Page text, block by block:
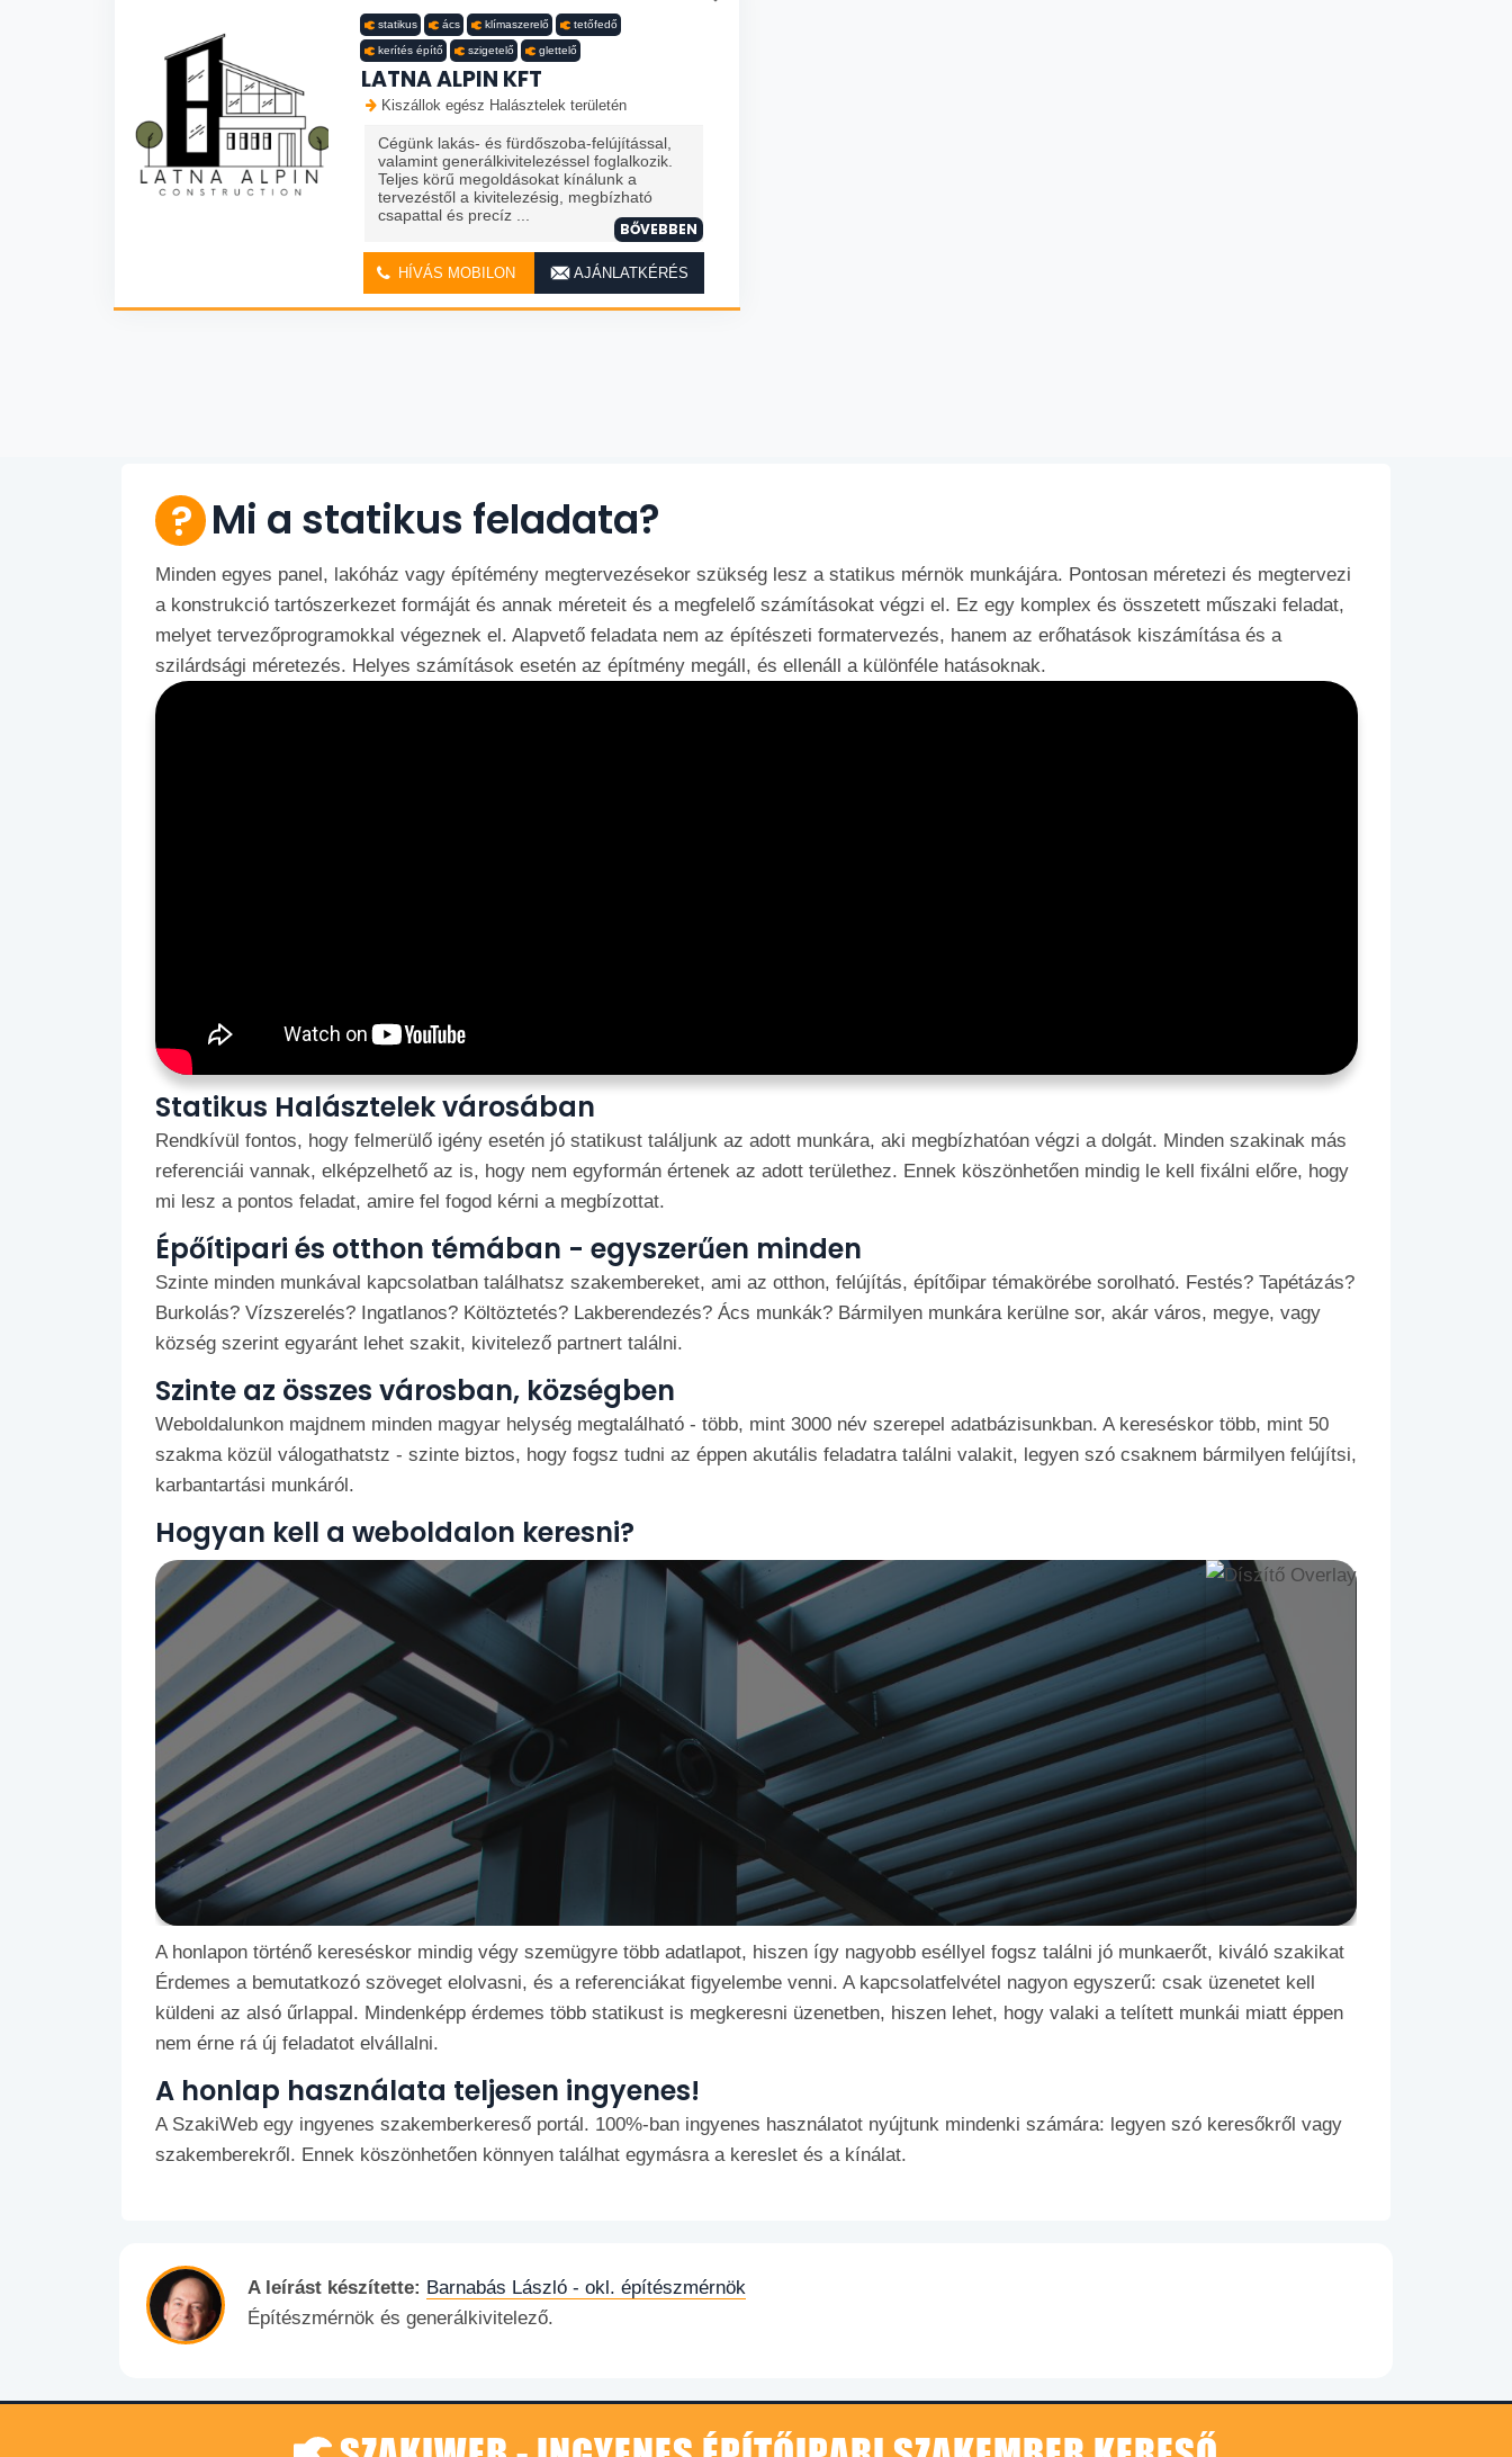
statikus ács klímaszerelő tetőfedő
kerítés építő szigetelő glettelő
LATNA ALPIN KFT
Kiszállok egész Halásztelek területén
Cégünk lakás- és fürdőszoba-felújítással,
valamint generálkivitelezéssel foglalkozik.
Teljes körű megoldásokat kínálunk a
tervezéstől a kivitelezésig, megbízható
csapattal és precíz ...
BŐVEBBEN
HÍVÁS MOBILON AJÁNLATKÉRÉS
Mi a statikus feladata?
Minden egyes panel, lakóház vagy építémény megtervezésekor szükség lesz a statikus mérnök munkájára. Pontosan méretezi és megtervezi
a konstrukció tartószerkezet formáját és annak méreteit és a megfelelő számításokat végzi el. Ez egy komplex és összetett műszaki feladat,
melyet tervezőprogramokkal végeznek el. Alapvető feladata nem az építészeti formatervezés, hanem az erőhatások kiszámítása és a
szilárdsági méretezés. Helyes számítások esetén az építmény megáll, és ellenáll a különféle hatásoknak.
Statikus Halásztelek városában
Rendkívül fontos, hogy felmerülő igény esetén jó statikust találjunk az adott munkára, aki megbízhatóan végzi a dolgát. Minden szakinak más
referenciái vannak, elképzelhető az is, hogy nem egyformán értenek az adott területhez. Ennek köszönhetően mindig le kell fixálni előre, hogy
mi lesz a pontos feladat, amire fel fogod kérni a megbízottat.
Épőítipari és otthon témában - egyszerűen minden
Szinte minden munkával kapcsolatban találhatsz szakembereket, ami az otthon, felújítás, építőipar témakörébe sorolható. Festés? Tapétázás?
Burkolás? Vízszerelés? Ingatlanos? Költöztetés? Lakberendezés? Ács munkák? Bármilyen munkára kerülne sor, akár város, megye, vagy
község szerint egyaránt lehet szakit, kivitelező partnert találni.
Szinte az összes városban, községben
Weboldalunkon majdnem minden magyar helység megtalálható - több, mint 3000 név szerepel adatbázisunkban. A kereséskor több, mint 50
szakma közül válogathatstz - szinte biztos, hogy fogsz tudni az éppen akutális feladatra találni valakit, legyen szó csaknem bármilyen felújítsi,
karbantartási munkáról.
Hogyan kell a weboldalon keresni?
A honlapon történő kereséskor mindig végy szemügyre több adatlapot, hiszen így nagyobb eséllyel fogsz találni jó munkaerőt, kiváló szakikat
Érdemes a bemutatkozó szöveget elolvasni, és a referenciákat figyelembe venni. A kapcsolatfelvétel nagyon egyszerű: csak üzenetet kell
küldeni az alsó űrlappal. Mindenképp érdemes több statikust is megkeresni üzenetben, hiszen lehet, hogy valaki a telített munkái miatt éppen
nem érne rá új feladatot elvállalni.
A honlap használata teljesen ingyenes!
A SzakiWeb egy ingyenes szakemberkereső portál. 100%-ban ingyenes használatot nyújtunk mindenki számára: legyen szó keresőkről vagy
szakemberekről. Ennek köszönhetően könnyen találhat egymásra a kereslet és a kínálat.
A leírást készítette: Barnabás László - okl. építészmérnök
Építészmérnök és generálkivitelező.